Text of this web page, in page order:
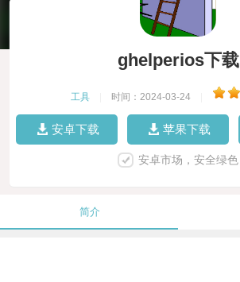
ghelperios下载
工具 时间：2024-03-24
安卓下载 苹果下载
安卓市场，安全绿色
简介